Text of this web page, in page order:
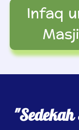
Infaq